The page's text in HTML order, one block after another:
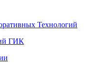
Технологий
ГИК